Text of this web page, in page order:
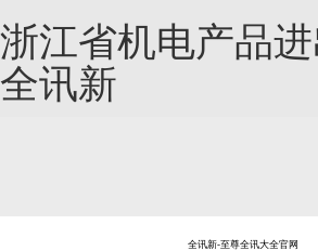
浙江省机电产品
全讯新
全讯新-至尊全讯大全官网